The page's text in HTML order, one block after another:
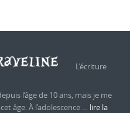
L’écriture
l’âge de 10 ans, mais je me
âge. À l’adolescence … lire la